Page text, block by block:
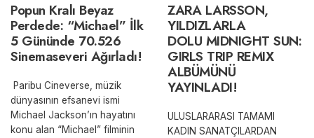
Popun Kralı Beyaz
Perdede: “Michael” İlk
5 Gününde 70.526
Sinemaseveri Ağırladı!
Paribu Cineverse, müzik
dünyasının efsanevi ismi
Michael Jackson’ın hayatını
konu alan “Michael” filminin
ZARA LARSSON,
YILDIZLARLA
DOLU MIDNIGHT SUN:
GIRLS TRIP REMIX
ALBÜMÜNÜ
YAYINLADI!
ULUSLARARASI TAMAMI
KADIN SANATÇILARDAN